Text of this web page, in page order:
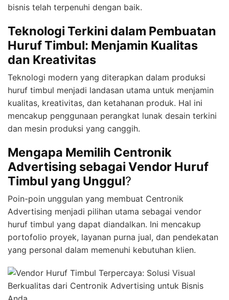
bisnis telah terpenuhi dengan baik.
Teknologi Terkini dalam Pembuatan
Huruf Timbul: Menjamin Kualitas
dan Kreativitas
Teknologi modern yang diterapkan dalam produksi
huruf timbul menjadi landasan utama untuk menjamin
kualitas, kreativitas, dan ketahanan produk. Hal ini
mencakup penggunaan perangkat lunak desain terkini
dan mesin produksi yang canggih.
Mengapa Memilih Centronik
Advertising sebagai Vendor Huruf
Timbul yang Unggul?
Poin-poin unggulan yang membuat Centronik
Advertising menjadi pilihan utama sebagai vendor
huruf timbul yang dapat diandalkan. Ini mencakup
portofolio proyek, layanan purna jual, dan pendekatan
yang personal dalam memenuhi kebutuhan klien.